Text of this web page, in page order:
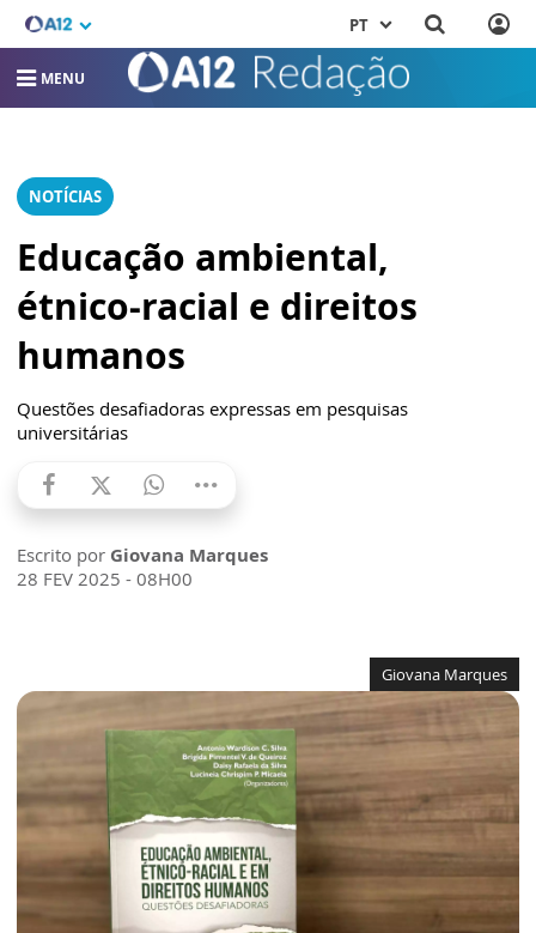
PT
MENU
NOTÍCIAS
Educação ambiental,
étnico-racial e direitos
humanos
Questões desafiadoras expressas em pesquisas
universitárias
Escrito por Giovana Marques
28 FEV 2025 - 08H00
Giovana Marques